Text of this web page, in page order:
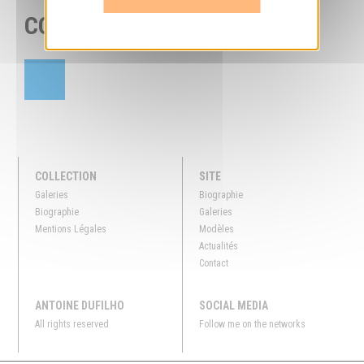
COULEURS
COLLECTION
Galeries
Biographie
Mentions Légales
SITE
Biographie
Galeries
Modèles
Actualités
Contact
ANTOINE DUFILHO
All rights reserved
SOCIAL MEDIA
Follow me on the networks